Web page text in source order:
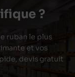
?
ruban le plus
et vos
devis gratuit